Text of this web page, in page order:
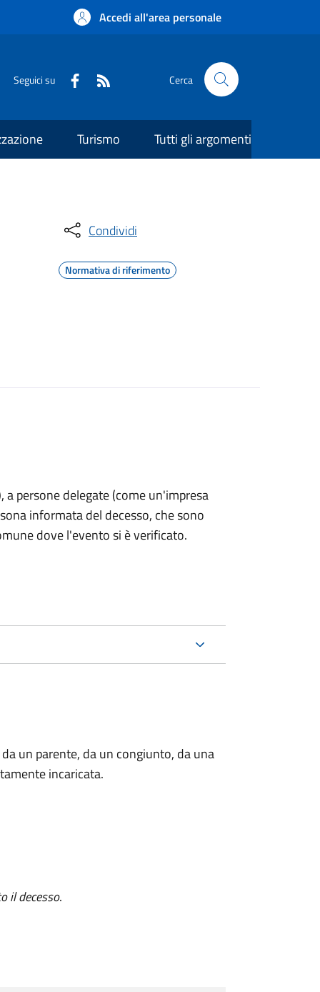
Accedi all'area personale
Seguici su Cerca
Turismo Tutti gli argomenti
Condividi
Normativa di riferimento
persone delegate (come un'impresa
informata del decesso, che sono
dove l'evento si è verificato.
un parente, da un congiunto, da una
incaricata.
il decesso.